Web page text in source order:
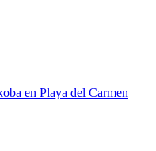
en Playa del Carmen